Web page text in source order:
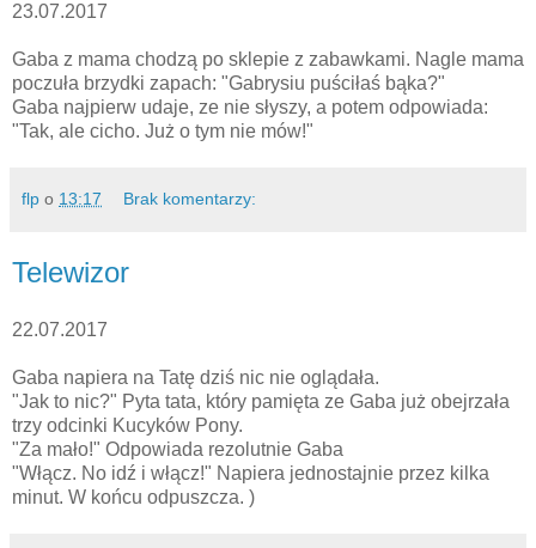
23.07.2017
Gaba z mama chodzą po sklepie z zabawkami. Nagle mama
poczuła brzydki zapach: "Gabrysiu puściłaś bąka?"
Gaba najpierw udaje, ze nie słyszy, a potem odpowiada:
"Tak, ale cicho. Już o tym nie mów!"
flp o 13:17 Brak komentarzy:
Telewizor
22.07.2017
Gaba napiera na Tatę dziś nic nie oglądała.
"Jak to nic?" Pyta tata, który pamięta ze Gaba już obejrzała
trzy odcinki Kucyków Pony.
"Za mało!" Odpowiada rezolutnie Gaba
"Włącz. No idź i włącz!" Napiera jednostajnie przez kilka
minut. W końcu odpuszcza. )